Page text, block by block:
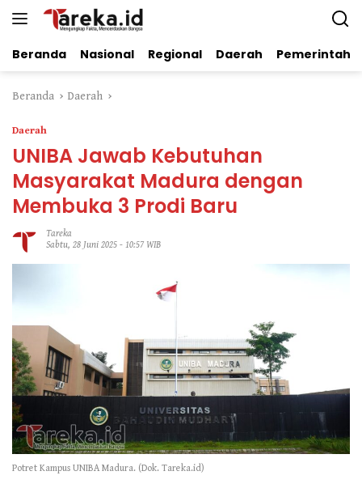
Beranda Nasional Regional Daerah
Beranda Daerah
Daerah
UNIBA Jawab Kebutuhan
Masyarakat Madura dengan
Membuka 3 Prodi Baru
Tareka
Sabtu, 28 Juni 2025 - 10:57 WIB
Potret Kampus UNIBA Madura. (Dok. Tareka.id)